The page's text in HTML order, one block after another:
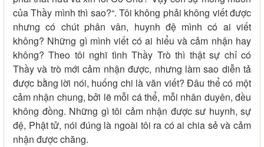
của Thầy mình thì sao?“. Tôi không phải không viết được
nhưng có chút phân vân, huynh đệ mình có ai viết
không? Những gì mình viết có ai hiểu và cảm nhận hay
không? Theo tôi nghĩ tình Thầy Trò thì thật sự chỉ có
Thầy và trò mới cảm nhận được, nhưng làm sao diễn tả
được bằng lời nói, huống chi là văn viết? Đâu thể có một
cảm nhận chung, bởi lẽ mỗi cá thể, mỗi nhân duyên, đều
không đồng. Những gì tôi cảm nhận được sư huynh, sự
đệ, Phật tử, nói đúng là ngoài tôi ra có ai chia sẻ và cảm
nhận được chăng.